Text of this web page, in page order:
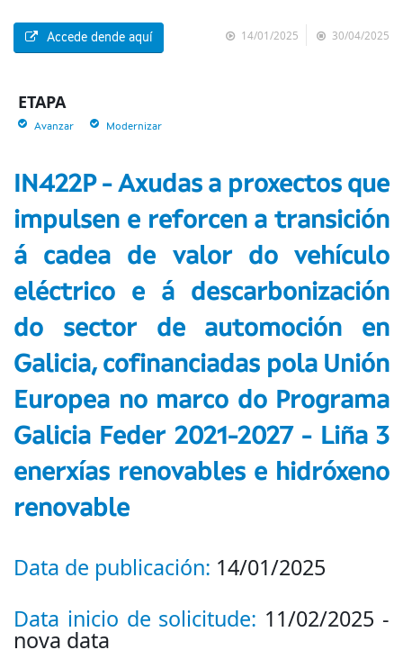
14/01/2025 30/04/2025
Accede dende aquí
ETAPA
Avanzar Modernizar
IN422P - Axudas a proxectos que
impulsen e reforcen a transición
á cadea de valor do vehículo
eléctrico e á descarbonización
do sector de automoción en
Galicia, cofinanciadas pola Unión
Europea no marco do Programa
Galicia Feder 2021-2027 - Liña 3
enerxías renovables e hidróxeno
renovable
Data de publicación: 14/01/2025
Data inicio de solicitude: 11/02/2025 -
nova data